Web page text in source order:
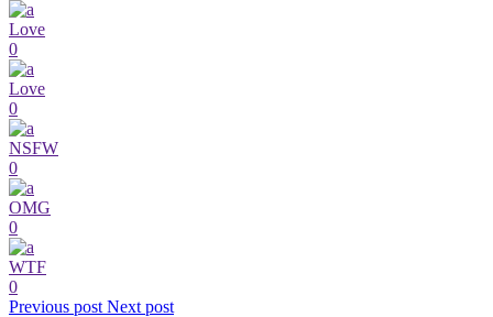
Love
0
Love
0
NSFW
0
OMG
0
WTF
0
Previous post Next post